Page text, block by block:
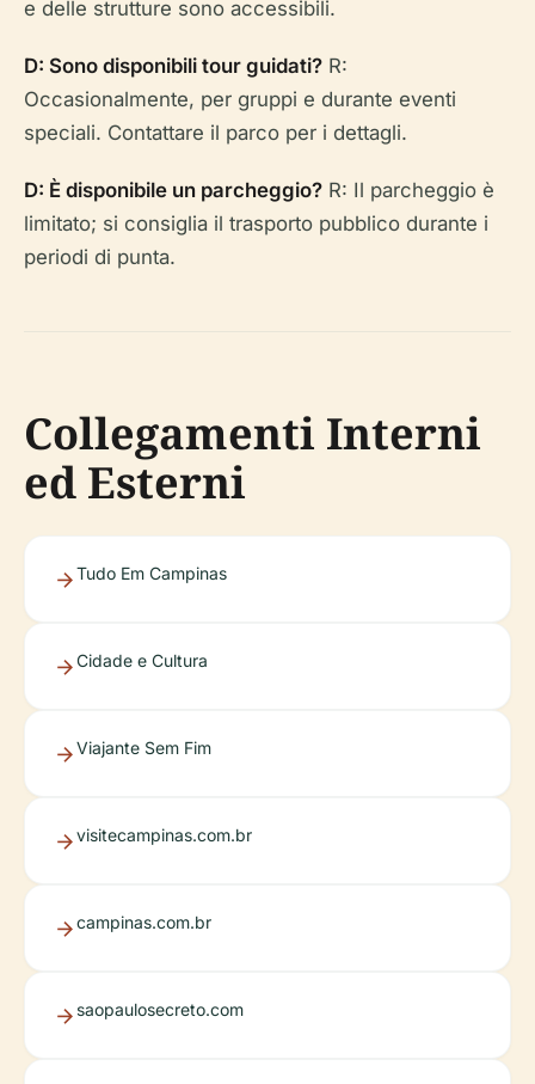
e delle strutture sono accessibili.
D: Sono disponibili tour guidati? R:
Occasionalmente, per gruppi e durante eventi
speciali. Contattare il parco per i dettagli.
D: È disponibile un parcheggio? R: Il parcheggio è
limitato; si consiglia il trasporto pubblico durante i
periodi di punta.
Collegamenti Interni
ed Esterni
Tudo Em Campinas
Cidade e Cultura
Viajante Sem Fim
visitecampinas.com.br
campinas.com.br
saopaulosecreto.com